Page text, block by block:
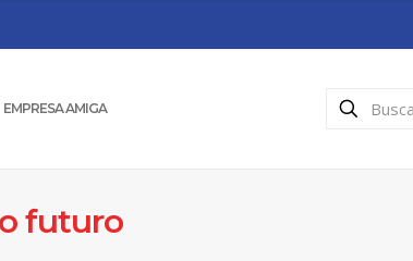
EMPRESA AMIGA
futuro